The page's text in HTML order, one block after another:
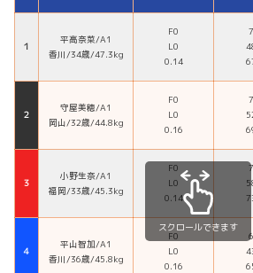
１
平高奈菜/A1
香川/34歳/47.3kg
F0
L0
0.14
２
守屋美穂/A1
岡山/32歳/44.8kg
F0
L0
0.16
３
小野生奈/A1
福岡/33歳/45.3kg
F0
L0
0.14
４
平山智加/A1
香川/36歳/45.8kg
F0
L0
0.16
スクロールできます